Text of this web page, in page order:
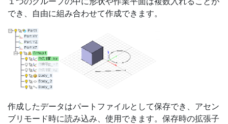
でき、自由に組み合わせて作成できます。
作成したデータはパートファイルとして保存でき、アセン
ブリモード時に読み込み、使用できます。保存時の拡張子